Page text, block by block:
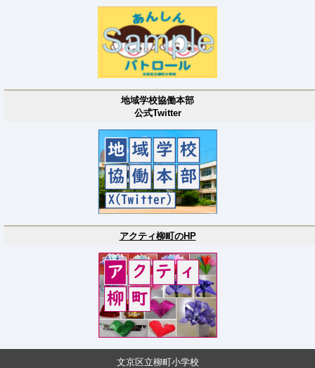
地域学校協働本部
公式Twitter
アクティ柳町のHP
文京区立柳町小学校